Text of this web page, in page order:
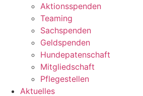
Aktionsspenden
Teaming
Sachspenden
Geldspenden
Hundepatenschaft
Mitgliedschaft
Pflegestellen
Aktuelles